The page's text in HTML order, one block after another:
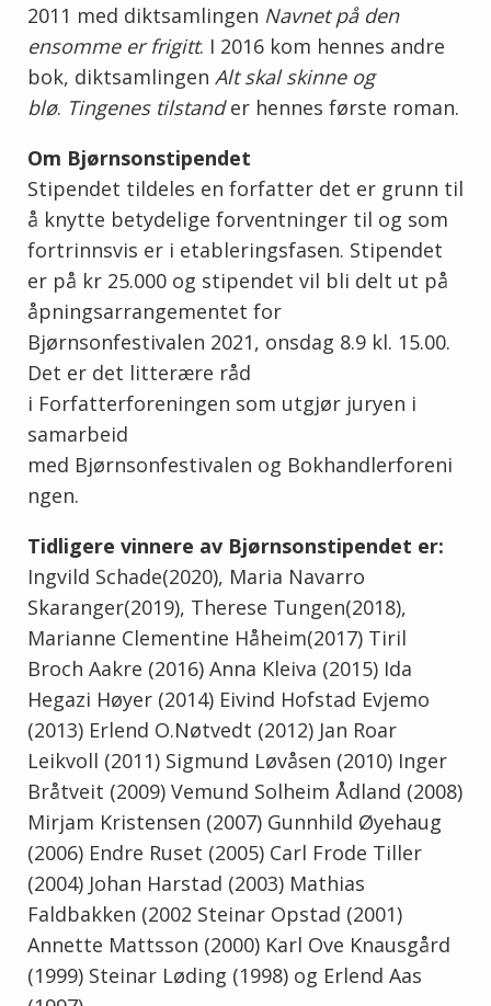
2011 med diktsamlingen Navnet på den
ensomme er frigitt. I 2016 kom hennes andre
bok, diktsamlingen Alt skal skinne og
blø. Tingenes tilstander hennes første roman.
Om Bjørnsonstipendet
Stipendet tildeles en forfatter det er grunn til
å knytte betydelige forventninger til og som
fortrinnsvis er i etableringsfasen. Stipendet
er på kr 25.000 og stipendet vil bli delt ut på
åpningsarrangementet for
Bjørnsonfestivalen 2021, onsdag 8.9 kl. 15.00.
Det er det litterære råd
i Forfatterforeningen som utgjør juryen i
samarbeid
med Bjørnsonfestivalen og Bokhandlerforeni
ngen.
Tidligere vinnere av Bjørnsonstipendet er:
Ingvild Schade(2020), Maria Navarro
Skaranger(2019), Therese Tungen(2018),
Marianne Clementine Håheim(2017) Tiril
Broch Aakre (2016) Anna Kleiva (2015) Ida
Hegazi Høyer (2014) Eivind Hofstad Evjemo
(2013) Erlend O.Nøtvedt (2012) Jan Roar
Leikvoll (2011) Sigmund Løvåsen (2010) Inger
Bråtveit (2009) Vemund Solheim Ådland (2008)
Mirjam Kristensen (2007) Gunnhild Øyehaug
(2006) Endre Ruset (2005) Carl Frode Tiller
(2004) Johan Harstad (2003) Mathias
Faldbakken (2002 Steinar Opstad (2001)
Annette Mattsson (2000) Karl Ove Knausgård
(1999) Steinar Løding (1998) og Erlend Aas